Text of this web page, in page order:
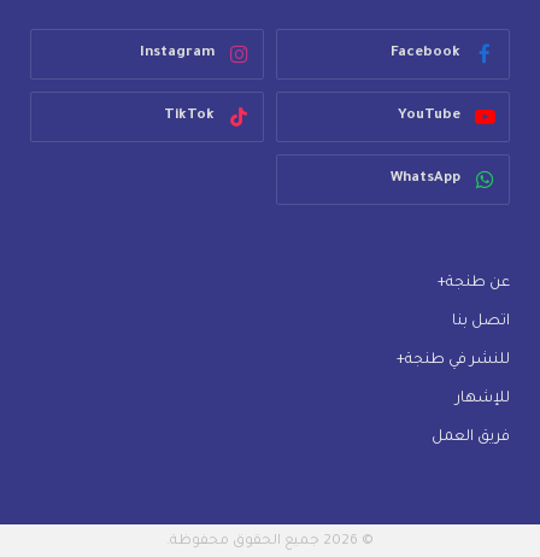
Facebook
Instagram
YouTube
TikTok
WhatsApp
عن طنجة+
اتصل بنا
للنشر في طنجة+
للإشهار
فريق العمل
© 2026 جميع الحقوق محفوظة.